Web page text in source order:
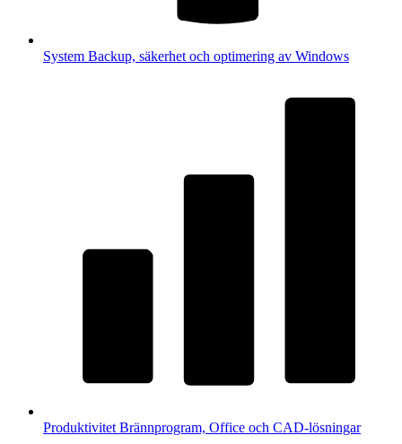
System Backup, säkerhet och optimering av Windows
Produktivitet Brännprogram, Office och CAD-lösningar